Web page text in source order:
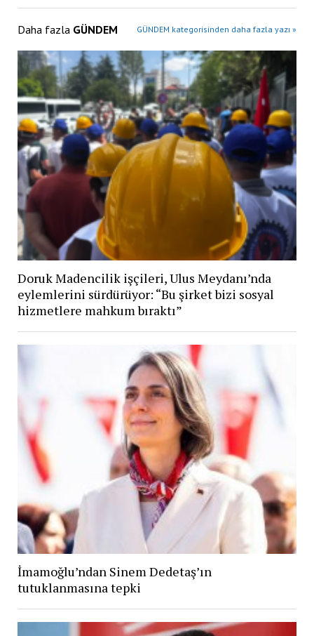
Daha fazla GÜNDEM GÜNDEM kategorisinden daha fazla yazı »
Doruk Madencilik işçileri, Ulus Meydanı’nda
eylemlerini sürdürüyor: “Bu şirket bizi sosyal
hizmetlere mahkum bıraktı”
İmamoğlu’ndan Sinem Dedetaş’ın
tutuklanmasına tepki